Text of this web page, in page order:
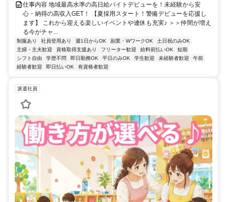
仕事内容 地域最高水準の高日給バイトデビューを！未経験から安
心・納得の高収入GET！ 【夏採用スタート！警備デビューを応援し
ます】 これから迎える楽しいイベントや連休も充実♪ ＞＞仲間が増え
る今がチャ...
制服あり 社員登用あり 週1日からOK 副業・WワークOK
土日祝のみOK
主婦・主夫歓迎
資格取得支援あり フリーター歓迎 給料前払いOK
短期
シフト自由
学歴不問 即日勤務OK 平日のみOK 学生歓迎 未経験者歓迎
午前
経験者歓迎
即日払いOK 有資格者歓迎
派遣社員